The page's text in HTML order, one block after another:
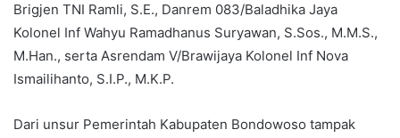
Brigjen TNI Ramli, S.E., Danrem 083/Baladhika Jaya
Kolonel Inf Wahyu Ramadhanus Suryawan, S.Sos., M.M.S.,
M.Han., serta Asrendam V/Brawijaya Kolonel Inf Nova
Ismailihanto, S.I.P., M.K.P.
Dari unsur Pemerintah Kabupaten Bondowoso tampak